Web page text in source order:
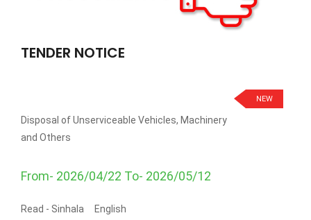
TENDER NOTICE
NEW
Disposal of Unserviceable Vehicles, Machinery
and Others
From- 2026/04/22 To- 2026/05/12
Read - Sinhala English